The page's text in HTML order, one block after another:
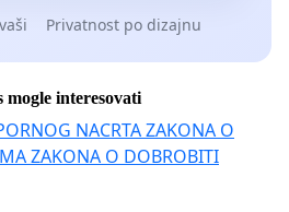
Privatnost po dizajnu
interesovati
NACRTA ZAKONA O
ZAKONA O DOBROBITI